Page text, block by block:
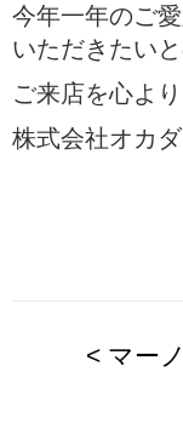
今年一年のご
いただきたい
ご来店を心よ
株式会社オカ
< マー